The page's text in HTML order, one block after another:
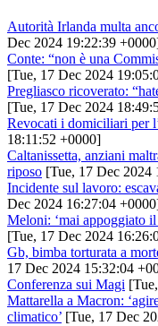
Autorità Irlanda multa
Dec 2024 19:22:39
Conte: “non è una
[Tue, 17 Dec 2024
Pregliasco ricoverato:
[Tue, 17 Dec 2024
Revocati i domiciliari per
18:11:52 +0000]
Caltanissetta, anziani
riposo [Tue, 17 Dec 2024
Incidente sul lavoro:
Dec 2024 16:27:04
Meloni: ‘mai appoggiato
[Tue, 17 Dec 2024
Gb, bimba torturata a
17 Dec 2024 15:32:04
Conferenza sui Magi
Mattarella a Macron:
climatico’ [Tue, 17 Dec